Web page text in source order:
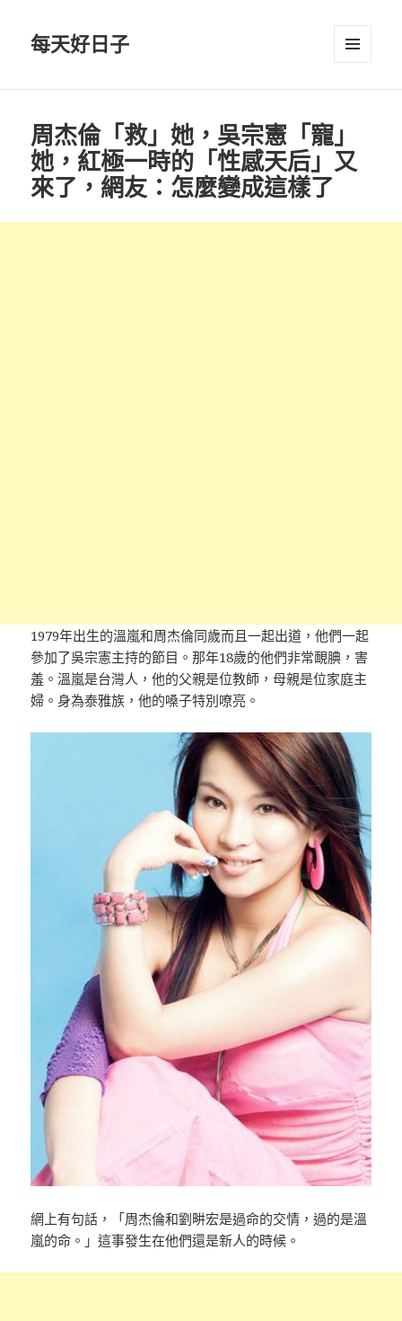
每天好日子
周杰倫「救」她，吳宗憲「寵」
她，紅極一時的「性感天后」又
來了，網友：怎麼變成這樣了
1979年出生的溫嵐和周杰倫同歲而且一起出道，他們一起
參加了吳宗憲主持的節目。那年18歲的他們非常靦腆，害
羞。溫嵐是台灣人，他的父親是位教師，母親是位家庭主
婦。身為泰雅族，他的嗓子特別嘹亮。
網上有句話，「周杰倫和劉畊宏是過命的交情，過的是溫
嵐的命。」這事發生在他們還是新人的時候。